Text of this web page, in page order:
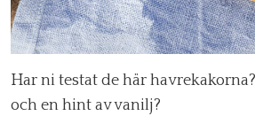
Har ni testat de här
och en hint av vanilj?